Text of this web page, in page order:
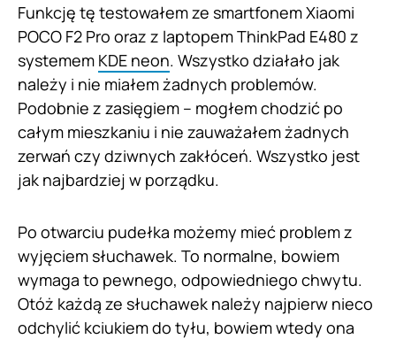
Funkcję tę testowałem ze smartfonem Xiaomi
POCO F2 Pro oraz z laptopem ThinkPad E480 z
systemem KDE neon. Wszystko działało jak
należy i nie miałem żadnych problemów.
Podobnie z zasięgiem – mogłem chodzić po
całym mieszkaniu i nie zauważałem żadnych
zerwań czy dziwnych zakłóceń. Wszystko jest
jak najbardziej w porządku.
Po otwarciu pudełka możemy mieć problem z
wyjęciem słuchawek. To normalne, bowiem
wymaga to pewnego, odpowiedniego chwytu.
Otóż każdą ze słuchawek należy najpierw nieco
odchylić kciukiem do tyłu, bowiem wtedy ona